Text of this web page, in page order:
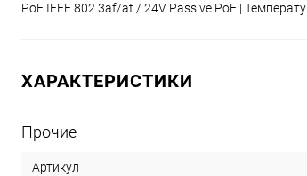
PoE IEEE 802.3af/at / 24V Passive PoE |
ХАРАКТЕРИСТИКИ
Прочие
Артикул